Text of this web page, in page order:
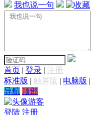
我也说一句
首页 | 登录 | 注册
标准版 | 触屏版 | 电脑版 |
导航 顶部
游客
登陆 注册